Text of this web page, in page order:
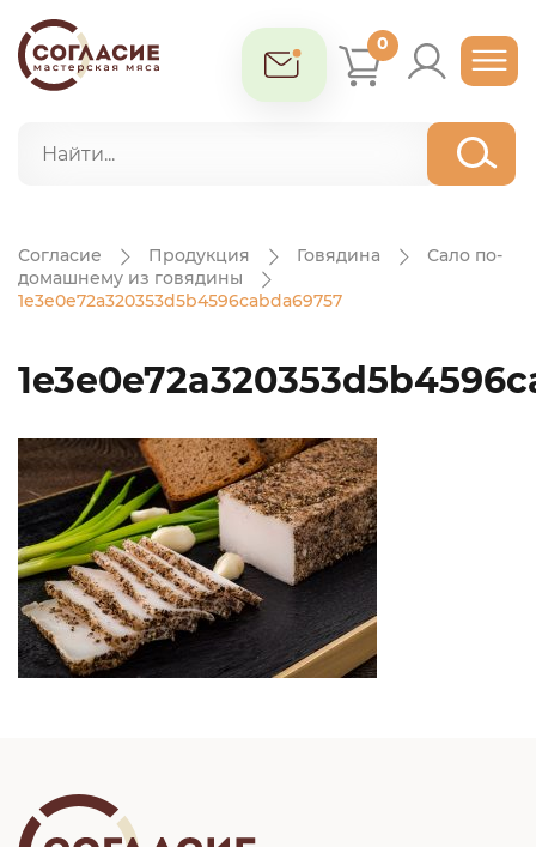
0
Согласие Продукция Говядина
Сало по-
домашнему из говядины
1e3e0e72a320353d5b4596cabda69757